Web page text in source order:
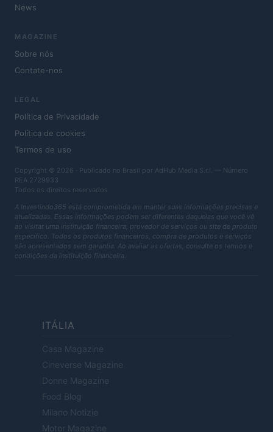
News
MAGAZINE
Sobre nós
Contate-nos
LEGAL
Política de Privacidade
Política de cookies
Termos de uso
Copyright © 2026 · Publicado no Brasil por AdHub Media S.r.l. — Número
REA 2729933
Todos os direitos reservados
A Investindo365 está comprometida em manter suas informações precisas e
atualizadas. Essas informações podem ser diferentes daquelas que você vê
ao visitar uma instituição financeira, provedor de serviços ou site de produto
específico. Todos os produtos financeiros, compra de produtos e serviços
são apresentados sem garantia. Ao avaliar as ofertas, consulte os termos e
condições da instituição financeira.
ITÁLIA
Casa Magazine
Cineverse Magazine
Donne Magazine
Food Blog
Milano Notizie
Motor Magazine